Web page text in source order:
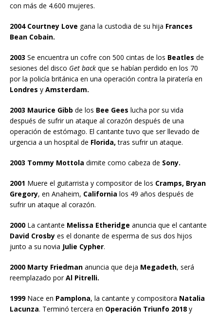
con más de 4.600 mujeres.
2004 Courtney Love gana la custodia de su hija Frances
Bean Cobain.
2003 Se encuentra un cofre con 500 cintas de los Beatles de
sesiones del disco Get back que se habían perdido en los 70
por la policía británica en una operación contra la piratería en
Londres y Amsterdam.
2003 Maurice Gibb de los Bee Gees lucha por su vida
después de sufrir un ataque al corazón después de una
operación de estómago. El cantante tuvo que ser llevado de
urgencia a un hospital de Florida, tras sufrir un ataque.
2003 Tommy Mottola dimite como cabeza de Sony.
2001 Muere el guitarrista y compositor de los Cramps, Bryan
Gregory, en Anaheim, California los 49 años después de
sufrir un ataque al corazón.
2000 La cantante Melissa Etheridge anuncia que el cantante
David Crosby es el donante de esperma de sus dos hijos
junto a su novia Julie Cypher.
2000 Marty Friedman anuncia que deja Megadeth, será
reemplazado porAl Pitrelli.
1999Nace en Pamplona, la cantante y compositora Natalia
Lacunza. Terminó tercera en Operación Triunfo 2018 y